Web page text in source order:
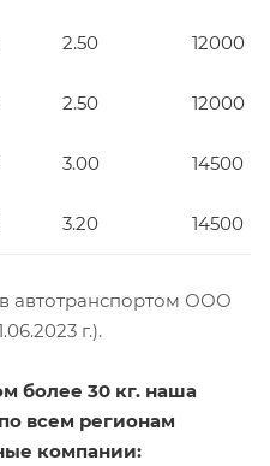
2.50 12000
2.50 12000
3.00 14500
3.20 14500
автотранспортом ООО
г.).
более 30 кг. наша
всем регионам
компании: